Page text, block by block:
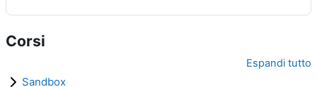
Corsi
Espandi tutto
Sandbox